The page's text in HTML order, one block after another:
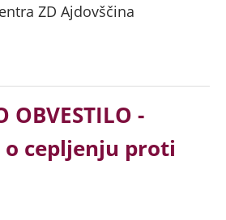
ZD Ajdovščina
OBVESTILO -
o cepljenju proti